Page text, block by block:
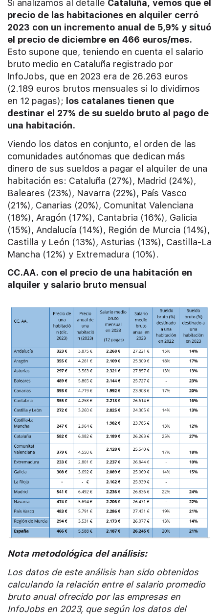
Si analizamos al detalle Cataluña, vemos que el
precio de las habitaciones en alquiler cerró
2023 con un incremento anual de 5,9% y situó
el precio de diciembre en 466 euros/mes.
Esto supone que, teniendo en cuenta el salario
bruto medio en Cataluña registrado por
InfoJobs, que en 2023 era de 26.263 euros
(2.189 euros brutos mensuales si lo dividimos
en 12 pagas);
los catalanes tienen que
destinar el 27% de su sueldo bruto al pago de
una habitación.
Viendo los datos en conjunto, el orden de las
comunidades autónomas que dedican más
dinero de sus sueldos a pagar el alquiler de una
habitación es: Cataluña (27%), Madrid (24%),
Baleares (23%), Navarra (22%), País Vasco
(21%), Canarias (20%), Comunitat Valenciana
(18%), Aragón (17%), Cantabria (16%), Galicia
(15%), Andalucía (14%), Región de Murcia (14%),
Castilla y León (13%), Asturias (13%), Castilla-La
Mancha (12%) y Extremadura (10%).
CC.AA. con el precio de una habitación en
alquiler y salario bruto mensual
Nota metodológica del análisis:
Los datos de este análisis han sido obtenidos
calculando la relación entre el salario promedio
bruto anual ofrecido por las empresas en
InfoJobs en 2023, que según los datos del